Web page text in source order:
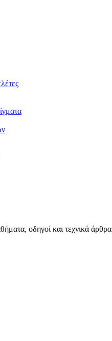
οδηγοί και τεχνικά άρθρα